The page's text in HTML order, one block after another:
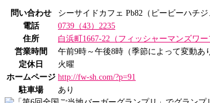
問い合わせ
シーサイドカフェ Pb82（ピービーハチジ
電話
0739（43）2235
住所
白浜町1667-22（フィッシャーマンズワー
営業時間
午前9時～午後8時（季節によって変動あ
定休日
火曜
ホームページ http://fw-sh.com/?p=91
駐車場
あり